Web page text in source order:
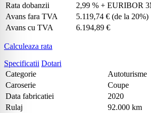
Rata dobanzii
2,99 % + EURIBOR
Avans fara TVA
5.119,74 € (de la 20%)
Avans cu TVA
6.194,89 €
Calculeaza rata
Specificatii Dotari
Categorie
Autoturisme
Caroserie
Coupe
Data fabricatiei
2020
Rulaj
92.000 km